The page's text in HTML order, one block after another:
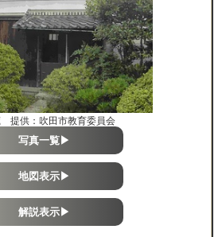
提供：吹田市教育委員会
写真一覧▶
地図表示▶
解説表示▶